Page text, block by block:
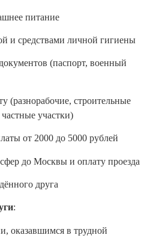
питание
и средствами личной гигиены
(паспорт, военный
(разнорабочие, строительные
участки)
от 2000 до 5000 рублей
до Москвы и оплату проезда
друга
:
оказавшимся в трудной